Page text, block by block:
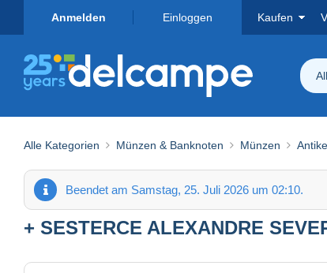
Anmelden Einloggen Kaufen
Alle Kategorien Münzen & Banknoten Münzen Antike
Beendet am Samstag, 25. Juli 2026 um 02:10.
+ SESTERCE ALEXANDRE